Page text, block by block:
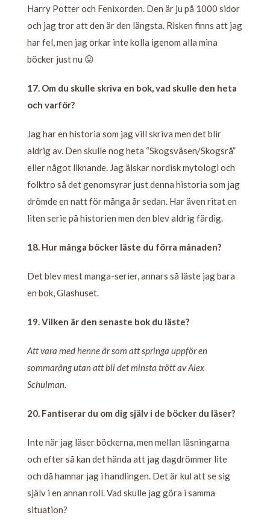
Harry Potter och Fenixorden. Den är ju på 1000 sidor
och jag tror att den är den längsta. Risken finns att jag
har fel, men jag orkar inte kolla igenom alla mina
böcker just nu 😛
17. Om du skulle skriva en bok, vad skulle den heta
och varför?
Jag har en historia som jag vill skriva men det blir
aldrig av. Den skulle nog heta “Skogsväsen/Skogsrå”
eller något liknande. Jag älskar nordisk mytologi och
folktro så det genomsyrar just denna historia som jag
drömde en natt för många år sedan. Har även ritat en
liten serie på historien men den blev aldrig färdig.
18. Hur många böcker läste du förra månaden?
Det blev mest manga-serier, annars så läste jag bara
en bok, Glashuset.
19. Vilken är den senaste bok du läste?
Att vara med henne är som att springa uppför en
sommaräng utan att bli det minsta trött av Alex
Schulman.
20. Fantiserar du om dig själv i de böcker du läser?
Inte när jag läser böckerna, men mellan läsningarna
och efter så kan det hända att jag dagdrömmer lite
och då hamnar jag i handlingen. Det är kul att se sig
själv i en annan roll. Vad skulle jag göra i samma
situation?